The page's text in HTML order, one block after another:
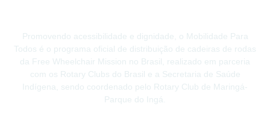
Promovendo acessibilidade e dignidade, o Mobilidade Para
Todos é o programa oficial de distribuição de cadeiras de rodas
da Free Wheelchair Mission no Brasil, realizado em parceria
com os Rotary Clubs do Brasil e a Secretaria de Saúde
Indígena, sendo coordenado pelo Rotary Club de Maringá-
Parque do Ingá.